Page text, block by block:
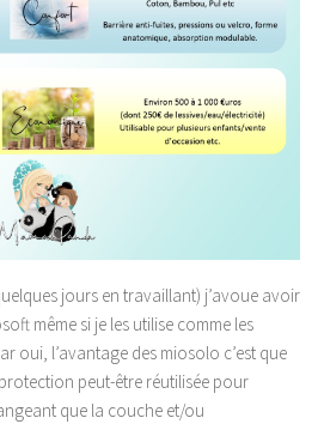
jours en travaillant) j’avoue avoir
même si je les utilise comme les
oui, l’avantage des miosolo c’est que
peut-être réutilisée pour
que la couche et/ou